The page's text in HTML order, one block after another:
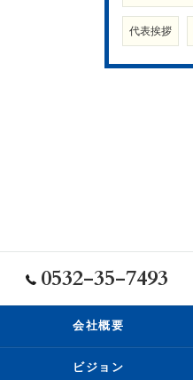
代表挨拶
0532-35-7493
会社概要
ビジョン